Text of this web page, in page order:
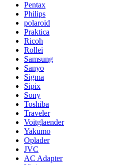
Pentax
Philips
polaroid
Praktica
Ricoh
Rollei
Samsung
Sanyo
Sigma
Sipix
Sony
Toshiba
Traveler
Voitglaender
Yakumo
Oplader
JVC
AC Adapter